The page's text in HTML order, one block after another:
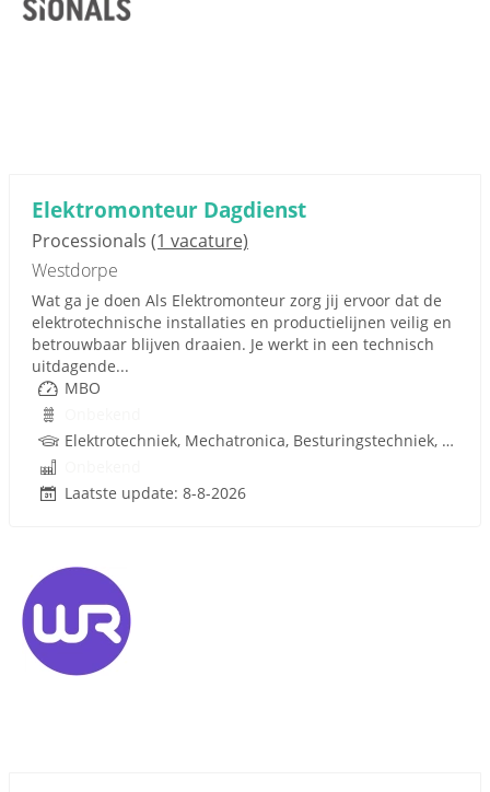
Elektromonteur Dagdienst
Processionals (1 vacature)
Westdorpe
Wat ga je doen Als Elektromonteur zorg jij ervoor dat de
elektrotechnische installaties en productielijnen veilig en
betrouwbaar blijven draaien. Je werkt in een technisch
uitdagende...
MBO
Elektrotechniek, Mechatronica, Besturingstechniek, Techniek
Laatste update: 8-8-2026